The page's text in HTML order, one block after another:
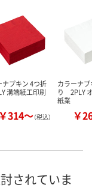
ナプキン 4つ折
溝端紙工印刷
￥314～（税込）
カラーナ
り 2PLY
紙業
￥
されていま